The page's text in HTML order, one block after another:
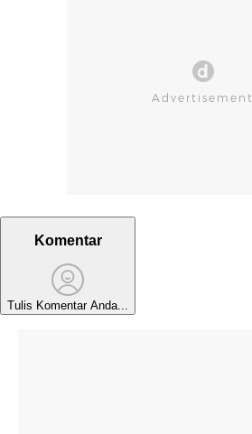
Komentar
Tulis Komentar Anda...